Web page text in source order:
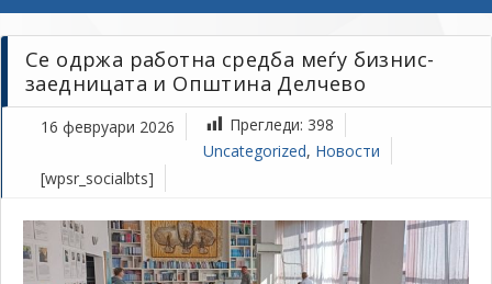
Се одржа работна средба меѓу бизнис-
заедницата и Општина Делчево
16 февруари 2026 Прегледи: 398
Uncategorized, Новости
[wpsr_socialbts]